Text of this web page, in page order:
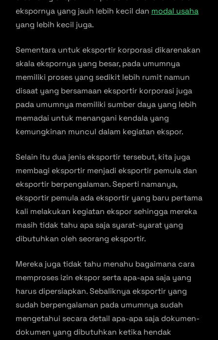
ekspornya yang jauh lebih kecil dan modal usaha
yang lebih kecil juga.
Sementara untuk eksportir korporasi dikarenakan
skala ekspornya yang besar, pada umumnya
memiliki proses yang sedikit lebih rumit namun
disaat yang bersamaan eksportir korporasi juga
pada umumnya memiliki sumber daya yang lebih
memadai untuk menangani kendala yang
kemungkinan muncul dalam kegiatan ekspor.
Selain itu dua jenis eksportir tersebut, kita juga
membagi eksportir menjadi eksportir pemula dan
eksportir berpengalaman. Seperti namanya,
eksportir pemula ada eksportir yang baru pertama
kali melakukan kegiatan ekspor sehingga mereka
masih tidak tahu apa saja syarat-syarat yang
dibutuhkan oleh seorang eksportir.
Mereka juga tidak tahu menahu bagaimana cara
memproses izin ekspor serta apa-apa saja yang
harus dipersiapkan. Sebaliknya eksportir yang
sudah berpengalaman pada umumnya sudah
mengetahui secara detail apa-apa saja dokumen-
dokumen yang dibutuhkan ketika hendak